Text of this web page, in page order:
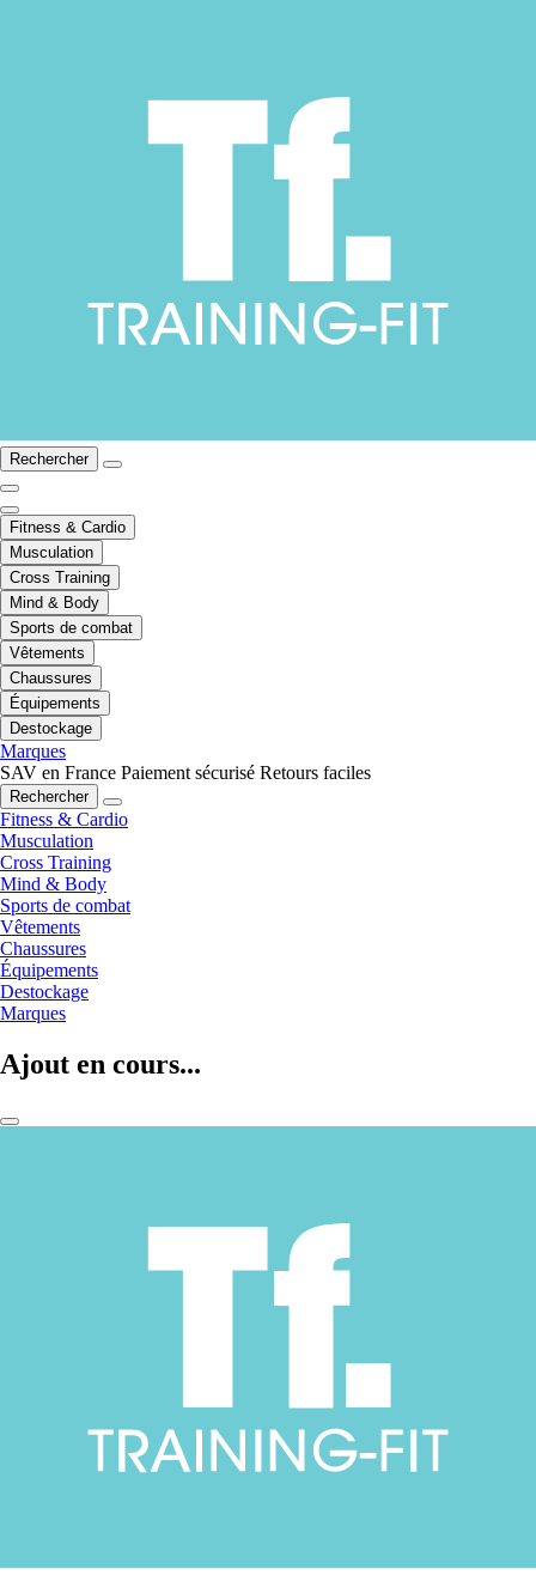
Rechercher
Fitness & Cardio
Musculation
Cross Training
Mind & Body
Sports de combat
Vêtements
Chaussures
Équipements
Destockage
Marques
SAV en France Paiement sécurisé Retours faciles
Rechercher
Fitness & Cardio
Musculation
Cross Training
Mind & Body
Sports de combat
Vêtements
Chaussures
Équipements
Destockage
Marques
Ajout en cours...